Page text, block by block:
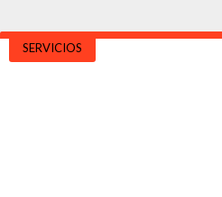
SERVICIOS